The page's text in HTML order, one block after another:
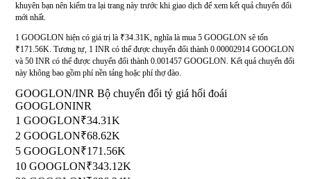
khuyên bạn nên kiểm tra lại trang này trước khi giao dịch để xem kết quả chuyển đổi
mới nhất.
1 GOOGLON hiện có giá trị là ₹34.31K, nghĩa là mua 5 GOOGLON sẽ tốn
₹171.56K. Tương tự, 1 INR có thể được chuyển đổi thành 0.00002914 GOOGLON
và 50 INR có thể được chuyển đổi thành 0.001457 GOOGLON. Kết quả chuyển đổi
này không bao gồm phí nền tảng hoặc phí thợ đào.
GOOGLON/INR Bộ chuyển đổi tỷ giá hối đoái
GOOGLONINR
1 GOOGLON₹34.31K
2 GOOGLON₹68.62K
5 GOOGLON₹171.56K
10 GOOGLON₹343.12K